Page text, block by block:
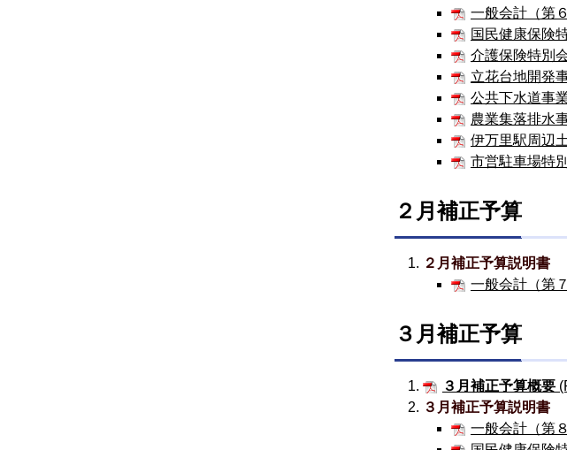
一般会計（第
国民健康保険
介護保険特別
立花台地開発
公共下水道事
農業集落排水
伊万里駅周辺
市営駐車場特
２月補正予算
２月補正予算説明書
一般会計（第
３月補正予算
３月補正予算概要
３月補正予算説明書
一般会計（第